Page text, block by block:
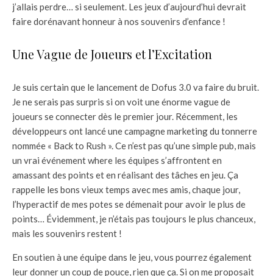
j’allais perdre… si seulement. Les jeux d’aujourd’hui devrait
faire dorénavant honneur à nos souvenirs d’enfance !
Une Vague de Joueurs et l’Excitation
Je suis certain que le lancement de Dofus 3.0 va faire du bruit.
Je ne serais pas surpris si on voit une énorme vague de
joueurs se connecter dès le premier jour. Récemment, les
développeurs ont lancé une campagne marketing du tonnerre
nommée « Back to Rush ». Ce n’est pas qu’une simple pub, mais
un vrai événement where les équipes s’affrontent en
amassant des points et en réalisant des tâches en jeu. Ça
rappelle les bons vieux temps avec mes amis, chaque jour,
l’hyperactif de mes potes se démenait pour avoir le plus de
points… Évidemment, je n’étais pas toujours le plus chanceux,
mais les souvenirs restent !
En soutien à une équipe dans le jeu, vous pourrez également
leur donner un coup de pouce, rien que ça. Si on me proposait